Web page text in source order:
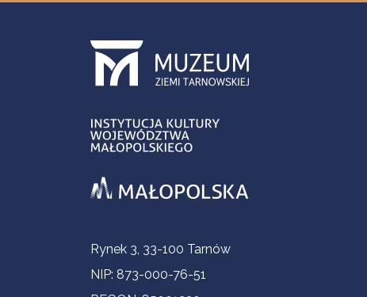
Informacje kontaktowe
Rynek 3, 33-100 Tarnów
NIP: 873-000-76-51